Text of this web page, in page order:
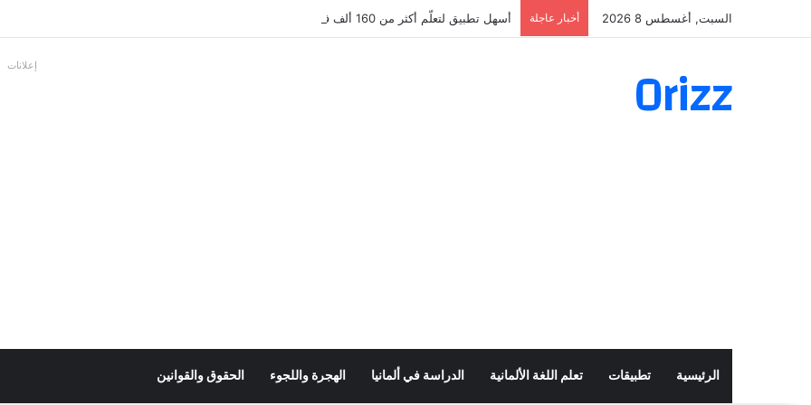
السبت, أغسطس 8 2026 أخبار عاجلة أسهل تطبيق لتعلّم أكثر من 160 ألف فعل بالألمانية
Orizz إعلانات
الرئيسية تطبيقات تعلم اللغة الألمانية الدراسة في ألمانيا الهجرة واللجوء الحقوق والقوانين